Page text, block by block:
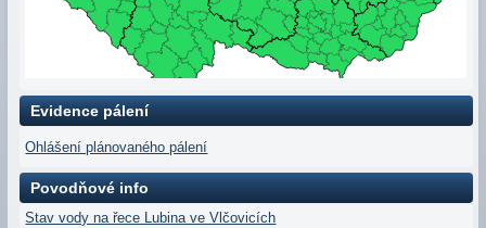
Evidence pálení
Ohlášení plánovaného pálení
Povodňové info
Stav vody na řece Lubina ve Vlčovicích